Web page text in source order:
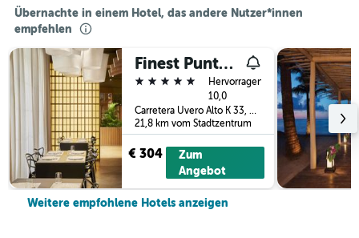
Übernachte in einem Hotel, das andere Nutzer*innen
empfehlen
Finest Punta Cana
5 Sterne
Hervorragend
10,0
Carretera Uvero Alto K 33, Punta Cana, Dominikanische Republik
21,8 km vom Stadtzentrum
€ 304
Zum
Angebot
Weitere empfohlene Hotels anzeigen